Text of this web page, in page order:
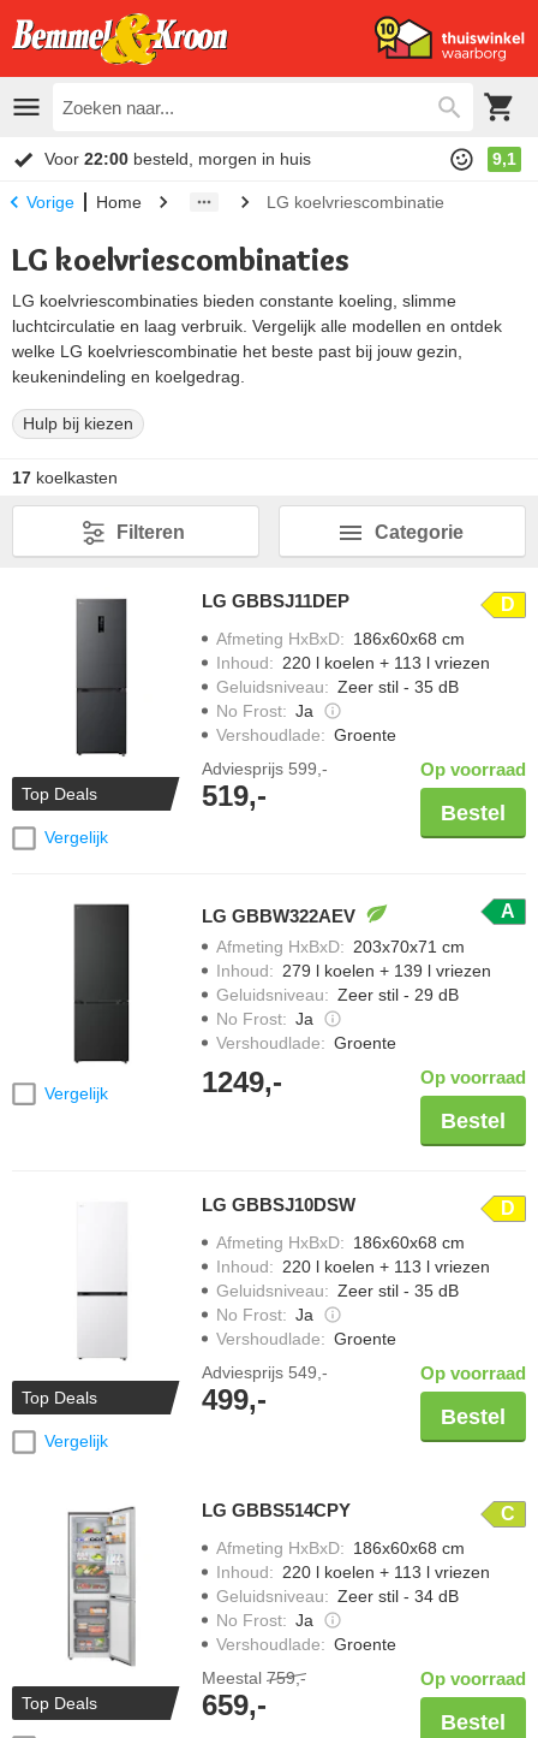
Voor 22:00 besteld, morgen in huis 9,1
Vorige Home LG koelvriescombinatie
LG koelvriescombinaties
LG koelvriescombinaties bieden constante koeling, slimme
luchtcirculatie en laag verbruik. Vergelijk alle modellen en ontdek
welke LG koelvriescombinatie het beste past bij jouw gezin,
keukenindeling en koelgedrag.
Hulp bij kiezen
17 koelkasten
Categorie
Filteren
Top Deals
Vergelijk
LG GBBSJ11DEP D
Afmeting HxBxD: 186x60x68 cm
Inhoud: 220 l koelen + 113 l vriezen
Geluidsniveau: Zeer stil - 35 dB
No Frost: Ja
Vershoudlade: Groente
Adviesprijs 599,-
519,-
Op voorraad
Bestel
Vergelijk
LG GBBW322AEV A
Afmeting HxBxD: 203x70x71 cm
Inhoud: 279 l koelen + 139 l vriezen
Geluidsniveau: Zeer stil - 29 dB
No Frost: Ja
Vershoudlade: Groente
1249,- Op voorraad
Bestel
Top Deals
Vergelijk
LG GBBSJ10DSW D
Afmeting HxBxD: 186x60x68 cm
Inhoud: 220 l koelen + 113 l vriezen
Geluidsniveau: Zeer stil - 35 dB
No Frost: Ja
Vershoudlade: Groente
Adviesprijs 549,-
499,-
Op voorraad
Bestel
Top Deals
LG GBBS514CPY C
Afmeting HxBxD: 186x60x68 cm
Inhoud: 220 l koelen + 113 l vriezen
Geluidsniveau: Zeer stil - 34 dB
No Frost: Ja
Vershoudlade: Groente
Meestal 759,-
659,-
Op voorraad
Bestel